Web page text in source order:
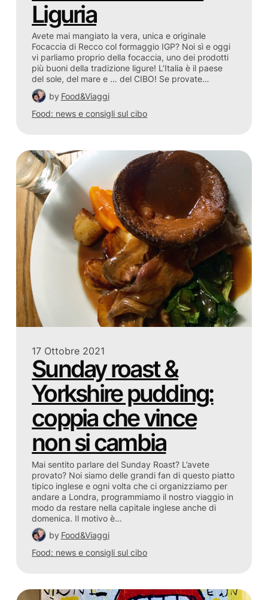
Liguria
Avete mai mangiato la vera, unica e originale
Focaccia di Recco col formaggio IGP? Noi sì e oggi
vi parliamo proprio della focaccia, uno dei prodotti
più buoni della tradizione ligure! L’Italia è il paese
del sole, del mare e … del CIBO! Se provate…
by Food&Viaggi
Food: news e consigli sul cibo
17 Ottobre 2021
Sunday roast &
Yorkshire pudding:
coppia che vince
non si cambia
Mai sentito parlare del Sunday Roast? L’avete
provato? Noi siamo delle grandi fan di questo piatto
tipico inglese e ogni volta che ci organizziamo per
andare a Londra, programmiamo il nostro viaggio in
modo da restare nella capitale inglese anche di
domenica. Il motivo è…
by Food&Viaggi
Food: news e consigli sul cibo